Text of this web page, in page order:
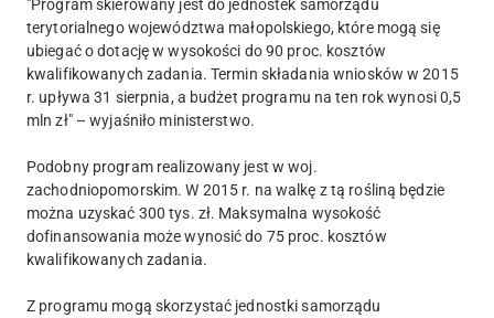
"Program skierowany jest do jednostek samorządu
terytorialnego województwa małopolskiego, które mogą się
ubiegać o dotację w wysokości do 90 proc. kosztów
kwalifikowanych zadania. Termin składania wniosków w 2015
r. upływa 31 sierpnia, a budżet programu na ten rok wynosi 0,5
mln zł" – wyjaśniło ministerstwo.
Podobny program realizowany jest w woj.
zachodniopomorskim. W 2015 r. na walkę z tą rośliną będzie
można uzyskać 300 tys. zł. Maksymalna wysokość
dofinansowania może wynosić do 75 proc. kosztów
kwalifikowanych zadania.
Z programu mogą skorzystać jednostki samorządu